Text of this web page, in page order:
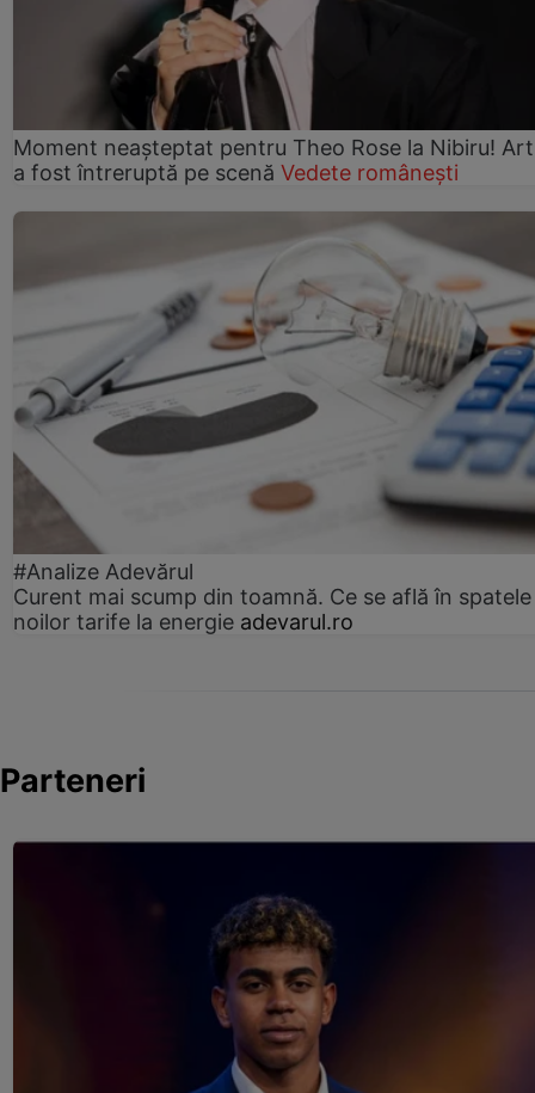
Moment neașteptat pentru Theo Rose la Nibiru!
a fost întreruptă pe scenă Vedete românești
#Analize Adevărul
Curent mai scump din toamnă. Ce se află în spatele
noilor tarife la energie adevarul.ro
Parteneri